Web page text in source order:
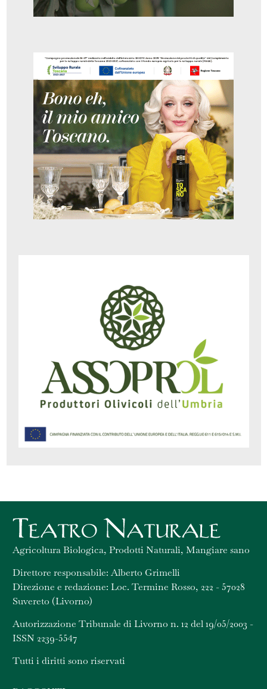
Agricoltura Biologica, Prodotti Naturali, Mangiare sano
Direttore responsabile: Alberto Grimelli
Direzione e redazione: Loc. Termine Rosso, 222 - 57028
Suvereto (Livorno)
Autorizzazione Tribunale di Livorno n. 12 del 19/05/2003 -
ISSN 2239-5547
Tutti i diritti sono riservati